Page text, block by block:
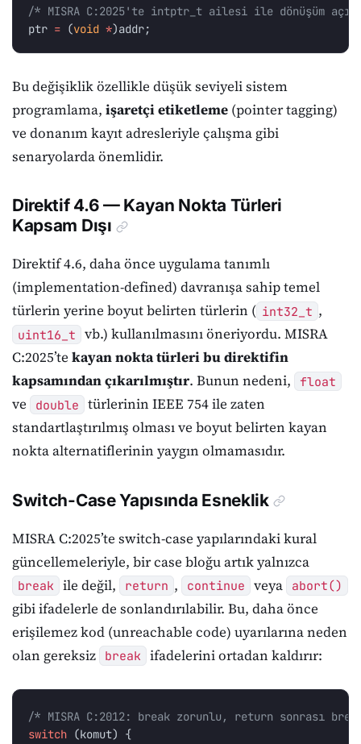
/* MISRA C:2025'te intptr_t ailesi ile dönüşüm
ptr = (void *)addr;
Bu değişiklik özellikle düşük seviyeli sistem
programlama, işaretçi etiketleme (pointer tagging)
ve donanım kayıt adresleriyle çalışma gibi
senaryolarda önemlidir.
Direktif 4.6 — Kayan Nokta Türleri
Kapsam Dışı
Direktif 4.6, daha önce uygulama tanımlı
(implementation-defined) davranışa sahip temel
türlerin yerine boyut belirten türlerin ( int32_t ,
uint16_t vb.) kullanılmasını öneriyordu. MISRA
C:2025’te kayan nokta türleri bu direktifin
kapsamından çıkarılmıştır. Bunun nedeni, float
ve double türlerinin IEEE 754 ile zaten
standartlaştırılmış olması ve boyut belirten kayan
nokta alternatiflerinin yaygın olmamasıdır.
Switch-Case Yapısında Esneklik
MISRA C:2025’te switch-case yapılarındaki kural
güncellemeleriyle, bir case bloğu artık yalnızca
break ile değil, return , continue veya abort()
gibi ifadelerle de sonlandırılabilir. Bu, daha önce
erişilemez kod (unreachable code) uyarılarına neden
olan gereksiz
break ifadelerini ortadan kaldırır:
/* MISRA C:2012: break zorunlu, return sonrası
switch (komut)
{